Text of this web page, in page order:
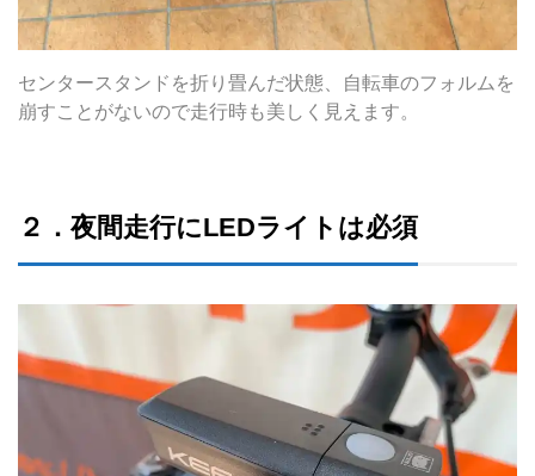
センタースタンドを折り畳んだ状態、自転車のフォルムを
崩すことがないので走行時も美しく見えます。
２．夜間走行にLEDライトは必須